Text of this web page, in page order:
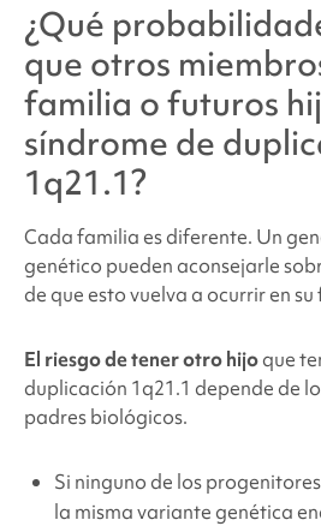
¿Qué
que otros
familia o futuros
síndrome de
1q21.1?
Cada familia es diferente. Un
genético pueden aconsejarle
de que esto vuelva a ocurrir en
El riesgo de tener otro hijoque
duplicación 1q21.1 depende de
padres biológicos.
Si ninguno de los
la misma variante genética